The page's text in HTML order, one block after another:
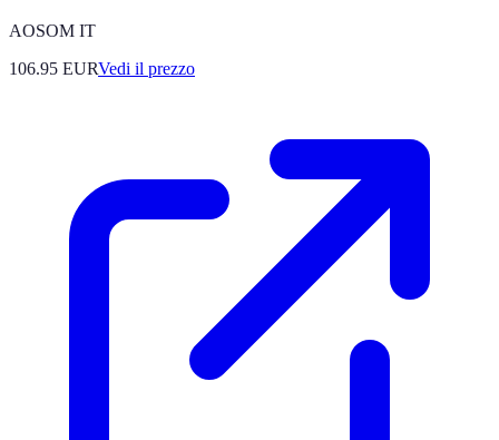
AOSOM IT
106.95 EURVedi il prezzo